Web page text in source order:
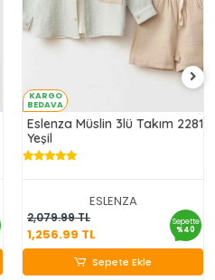
KARGO
BEDAVA
Eslenza Müslin 3lü Takım 2281
Yeşil
ESLENZA
2,079.99 TL
1,256.99 TL
Sepette
%40
1,256.99 TL
Sepete Ekle
Sepete Ekle